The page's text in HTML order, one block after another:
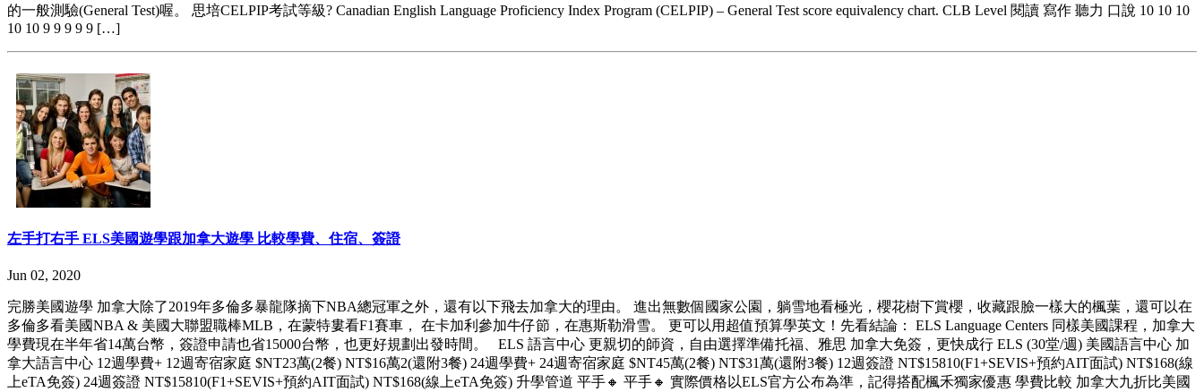
的一般測驗(General Test)喔。 思培CELPIP考試等級? Canadian English Language Proficiency Index Program (CELPIP) – General Test score equivalency chart. CLB Level 閱讀 寫作 聽力 口說 10 10 10
10 10 9 9 9 9 9 […]
左手打右手 ELS美國遊學跟加拿大遊學 比較學費、住宿、簽證
Jun 02, 2020
完勝美國遊學 加拿大除了2019年多倫多暴龍隊摘下NBA總冠軍之外，還有以下飛去加拿大的理由。 進出無數個國家公園，躺雪地看極光，櫻花樹下賞櫻，收藏跟臉一樣大的楓葉，還可以在
多倫多看美國NBA & 美國大聯盟職棒MLB，在蒙特婁看F1賽車， 在卡加利參加牛仔節，在惠斯勒滑雪。 更可以用超值預算學英文！先看結論： ELS Language Centers 同樣美國課程，加拿大
學費現在半年省14萬台幣，簽證申請也省15000台幣，也更好規劃出發時間。 ELS 語言中心 更親切的師資，自由選擇準備托福、雅思 加拿大免簽，更快成行 ELS (30堂/週) 美國語言中心 加
拿大語言中心 12週學費+ 12週寄宿家庭 $NT23萬(2餐) NT$16萬2(還附3餐) 24週學費+ 24週寄宿家庭 $NT45萬(2餐) NT$31萬(還附3餐) 12週簽證 NT$15810(F1+SEVIS+預約AIT面試) NT$168(線
上eTA免簽) 24週簽證 NT$15810(F1+SEVIS+預約AIT面試) NT$168(線上eTA免簽) 升學管道 平手🔸 平手🔸 實際價格以ELS官方公布為準，記得搭配楓禾獨家優惠 學費比較 加拿大九折比美國